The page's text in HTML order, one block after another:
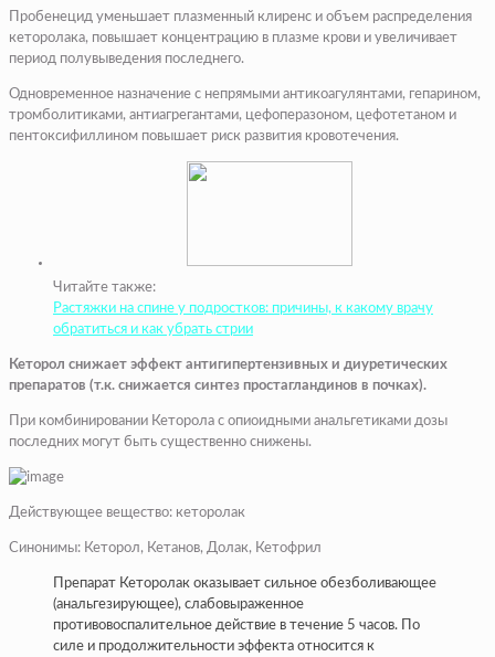
Пробенецид уменьшает плазменный клиренс и объем распределения
кеторолака, повышает концентрацию в плазме крови и увеличивает
период полувыведения последнего.
Одновременное назначение с непрямыми антикоагулянтами, гепарином,
тромболитиками, антиагрегантами, цефоперазоном, цефотетаном и
пентоксифиллином повышает риск развития кровотечения.
Читайте также:
Растяжки на спине у подростков: причины, к какому врачу
обратиться и как убрать стрии
Кеторол снижает эффект антигипертензивных и диуретических
препаратов (т.к. снижается синтез простагландинов в почках).
При комбинировании Кеторола с опиоидными анальгетиками дозы
последних могут быть существенно снижены.
Действующее вещество: кеторолак
Синонимы: Кеторол, Кетанов, Долак, Кетофрил
Препарат Кеторолак оказывает сильное обезболивающее
(анальгезирующее), слабовыраженное
противовоспалительное действие в течение 5 часов. По
силе и продолжительности эффекта относится к